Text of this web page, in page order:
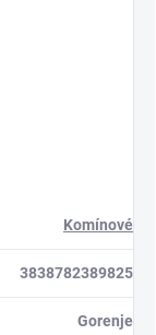
Komínové
3838782389825
Gorenje